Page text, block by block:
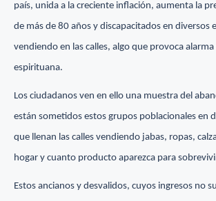
país, unida a la creciente inflación, aumenta la
de más de 80 años y discapacitados en diversos
vendiendo en las calles, algo que provoca
espirituana.
Los ciudadanos ven en ello una muestra del
están sometidos estos grupos poblacionales en
que llenan las calles vendiendo jabas, ropas,
hogar y cuanto producto aparezca para
Estos ancianos y desvalidos, cuyos ingresos no